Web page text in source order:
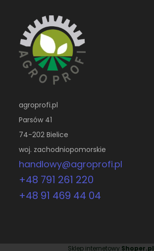
agroprofi.pl
Parsów 41
74-202 Bielice
woj. zachodniopomorskie
handlowy@agroprofi.pl
+48 791 261 220
+48 91 469 44 04
Sklep internetowy Shoper.pl